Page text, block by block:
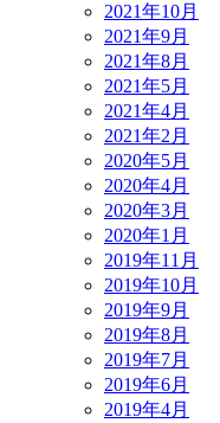
2021年10月
2021年9月
2021年8月
2021年5月
2021年4月
2021年2月
2020年5月
2020年4月
2020年3月
2020年1月
2019年11月
2019年10月
2019年9月
2019年8月
2019年7月
2019年6月
2019年4月